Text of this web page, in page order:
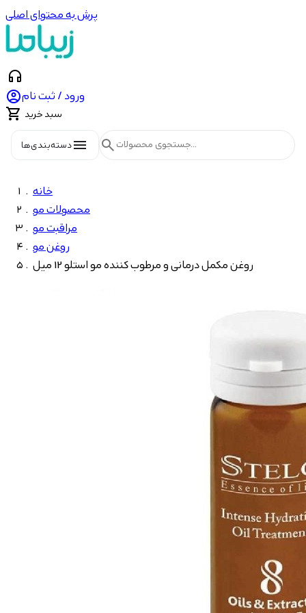
پرش به محتوای اصلی
headphones
ورود / ثبت نام
 سبد خرید
menuدسته‌بندی‌ها search
خانه
محصولات مو
مراقبت مو
روغن مو
روغن مکمل درمانی و مرطوب کننده مو استلو 12 میل